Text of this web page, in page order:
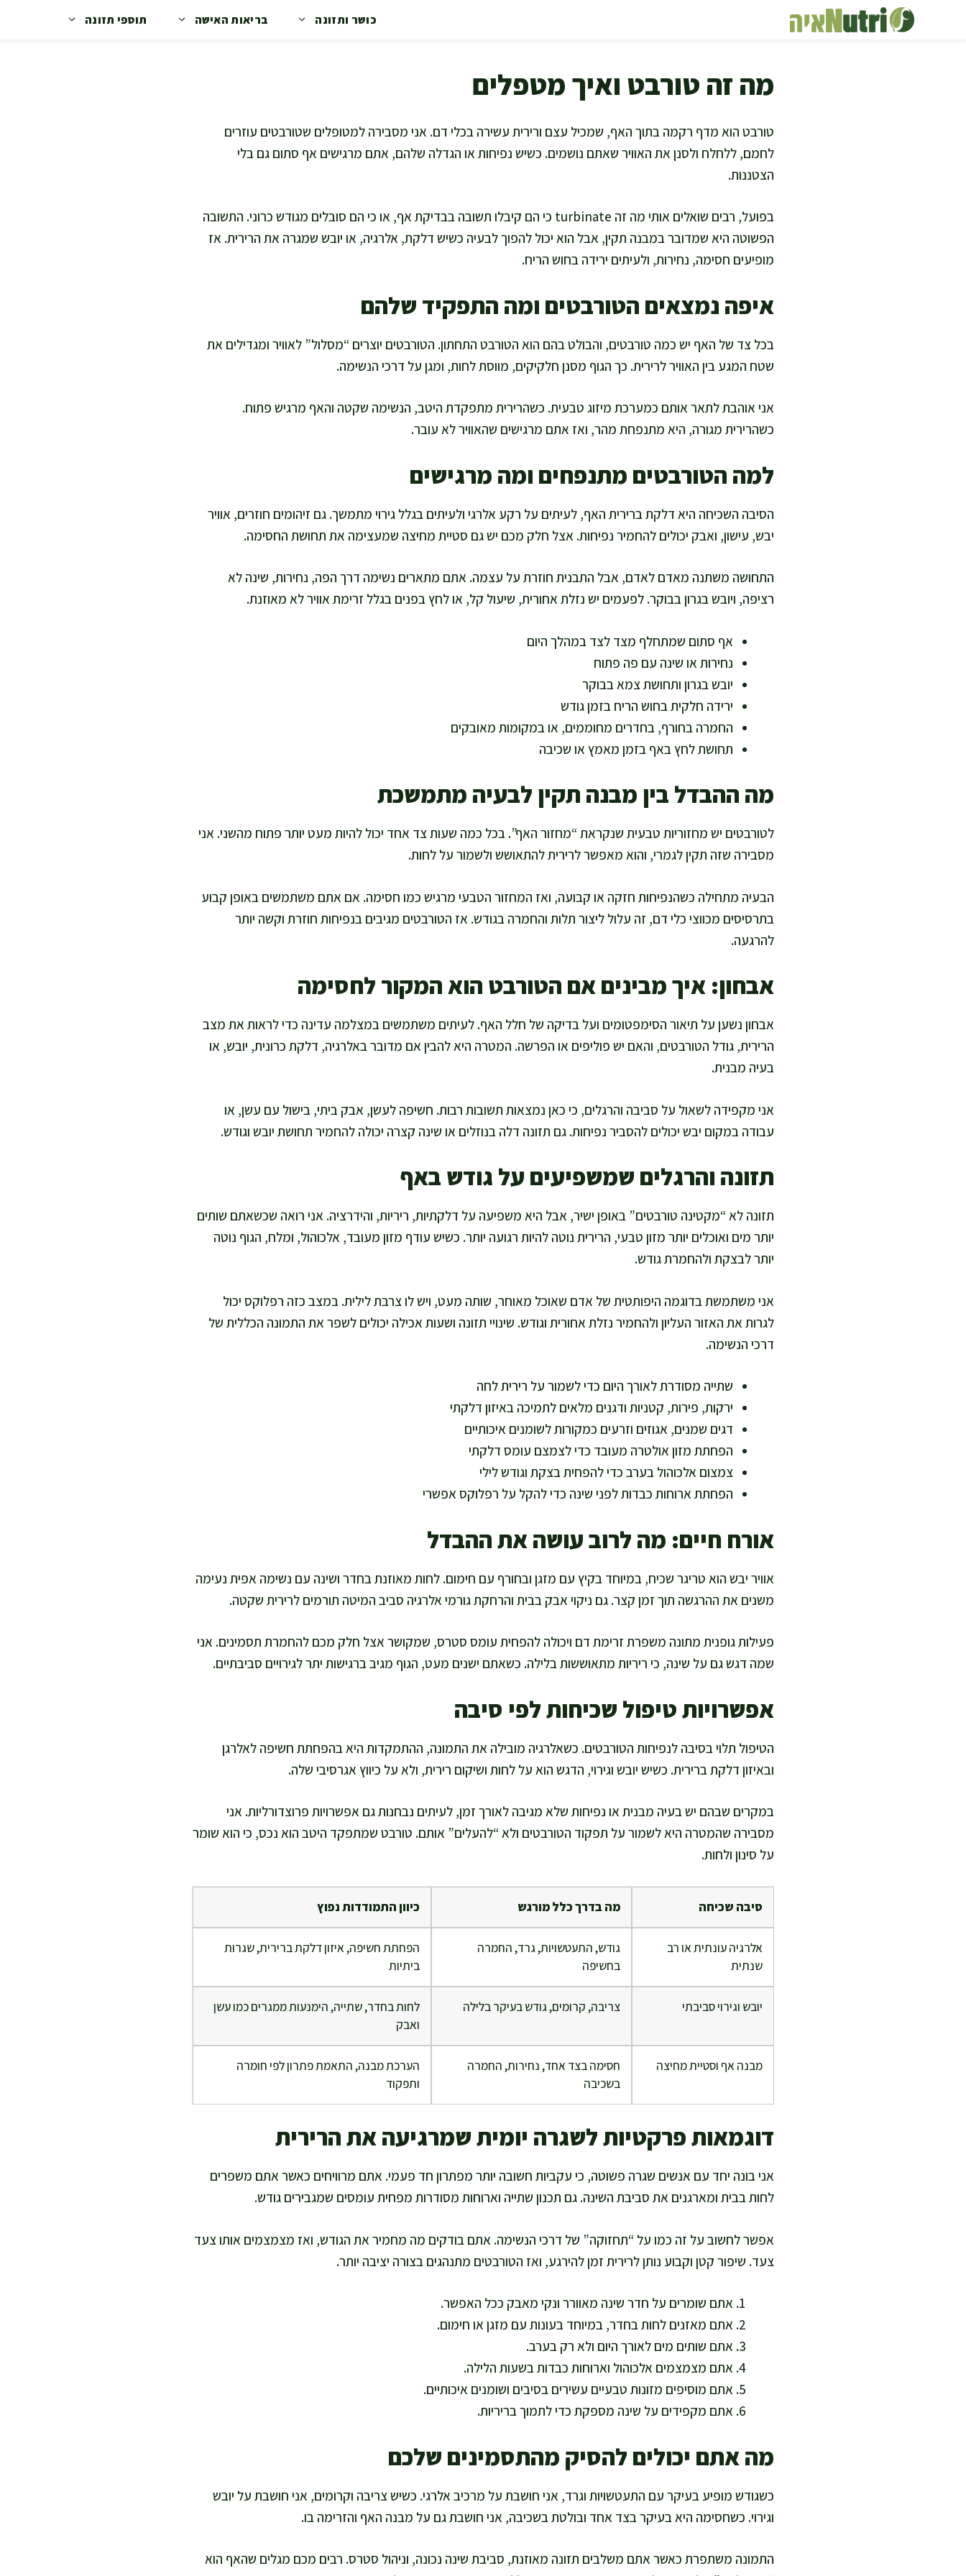
כושר ותזונה בריאות האישה תוספי תזונה
מה זה טורבט ואיך מטפלים
טורבט הוא מדף רקמה בתוך האף, שמכיל עצם ורירית עשירה בכלי דם. אני מסבירה למטופלים שטורבטים עוזרים
לחמם, ללחלח ולסנן את האוויר שאתם נושמים. כשיש נפיחות או הגדלה שלהם, אתם מרגישים אף סתום גם בלי
הצטננות.
בפועל, רבים שואלים אותי מה זה turbinate כי הם קיבלו תשובה בבדיקת אף, או כי הם סובלים מגודש כרוני. התשובה
הפשוטה היא שמדובר במבנה תקין, אבל הוא יכול להפוך לבעיה כשיש דלקת, אלרגיה, או יובש שמגרה את הרירית. אז
מופיעים חסימה, נחירות, ולעיתים ירידה בחוש הריח.
איפה נמצאים הטורבטים ומה התפקיד שלהם
בכל צד של האף יש כמה טורבטים, והבולט בהם הוא הטורבט התחתון. הטורבטים יוצרים “מסלול” לאוויר ומגדילים את
שטח המגע בין האוויר לרירית. כך הגוף מסנן חלקיקים, מווסת לחות, ומגן על דרכי הנשימה.
אני אוהבת לתאר אותם כמערכת מיזוג טבעית. כשהרירית מתפקדת היטב, הנשימה שקטה והאף מרגיש פתוח.
כשהרירית מגורה, היא מתנפחת מהר, ואז אתם מרגישים שהאוויר לא עובר.
למה הטורבטים מתנפחים ומה מרגישים
הסיבה השכיחה היא דלקת ברירית האף, לעיתים על רקע אלרגי ולעיתים בגלל גירוי מתמשך. גם זיהומים חוזרים, אוויר
יבש, עישון, ואבק יכולים להחמיר נפיחות. אצל חלק מכם יש גם סטיית מחיצה שמעצימה את תחושת החסימה.
התחושה משתנה מאדם לאדם, אבל התבנית חוזרת על עצמה. אתם מתארים נשימה דרך הפה, נחירות, שינה לא
רציפה, ויובש בגרון בבוקר. לפעמים יש נזלת אחורית, שיעול קל, או לחץ בפנים בגלל זרימת אוויר לא מאוזנת.
אף סתום שמתחלף מצד לצד במהלך היום
נחירות או שינה עם פה פתוח
יובש בגרון ותחושת צמא בבוקר
ירידה חלקית בחוש הריח בזמן גודש
החמרה בחורף, בחדרים מחוממים, או במקומות מאובקים
תחושת לחץ באף בזמן מאמץ או שכיבה
מה ההבדל בין מבנה תקין לבעיה מתמשכת
לטורבטים יש מחזוריות טבעית שנקראת “מחזור האף”. בכל כמה שעות צד אחד יכול להיות מעט יותר פתוח מהשני. אני
מסבירה שזה תקין לגמרי, והוא מאפשר לרירית להתאושש ולשמור על לחות.
הבעיה מתחילה כשהנפיחות חזקה או קבועה, ואז המחזור הטבעי מרגיש כמו חסימה. אם אתם משתמשים באופן קבוע
בתרסיסים מכווצי כלי דם, זה עלול ליצור תלות והחמרה בגודש. אז הטורבטים מגיבים בנפיחות חוזרת וקשה יותר
להרגעה.
אבחון: איך מבינים אם הטורבט הוא המקור לחסימה
אבחון נשען על תיאור הסימפטומים ועל בדיקה של חלל האף. לעיתים משתמשים במצלמה עדינה כדי לראות את מצב
הרירית, גודל הטורבטים, והאם יש פוליפים או הפרשה. המטרה היא להבין אם מדובר באלרגיה, דלקת כרונית, יובש, או
בעיה מבנית.
אני מקפידה לשאול על סביבה והרגלים, כי כאן נמצאות תשובות רבות. חשיפה לעשן, אבק ביתי, בישול עם עשן, או
עבודה במקום יבש יכולים להסביר נפיחות. גם תזונה דלה בנוזלים או שינה קצרה יכולה להחמיר תחושת יובש וגודש.
תזונה והרגלים שמשפיעים על גודש באף
תזונה לא “מקטינה טורבטים” באופן ישיר, אבל היא משפיעה על דלקתיות, ריריות, והידרציה. אני רואה שכשאתם שותים
יותר מים ואוכלים יותר מזון טבעי, הרירית נוטה להיות רגועה יותר. כשיש עודף מזון מעובד, אלכוהול, ומלח, הגוף נוטה
יותר לבצקת ולהחמרת גודש.
אני משתמשת בדוגמה היפותטית של אדם שאוכל מאוחר, שותה מעט, ויש לו צרבת לילית. במצב כזה רפלוקס יכול
לגרות את האזור העליון ולהחמיר נזלת אחורית וגודש. שינויי תזונה ושעות אכילה יכולים לשפר את התמונה הכללית של
דרכי הנשימה.
שתייה מסודרת לאורך היום כדי לשמור על רירית לחה
ירקות, פירות, קטניות ודגנים מלאים לתמיכה באיזון דלקתי
דגים שמנים, אגוזים וזרעים כמקורות לשומנים איכותיים
הפחתת מזון אולטרה מעובד כדי לצמצם עומס דלקתי
צמצום אלכוהול בערב כדי להפחית בצקת וגודש לילי
הפחתת ארוחות כבדות לפני שינה כדי להקל על רפלוקס אפשרי
אורח חיים: מה לרוב עושה את ההבדל
אוויר יבש הוא טריגר שכיח, במיוחד בקיץ עם מזגן ובחורף עם חימום. לחות מאוזנת בחדר ושינה עם נשימה אפית נעימה
משנים את ההרגשה תוך זמן קצר. גם ניקוי אבק בבית והרחקת גורמי אלרגיה סביב המיטה תורמים לרירית שקטה.
פעילות גופנית מתונה משפרת זרימת דם ויכולה להפחית עומס סטרס, שמקושר אצל חלק מכם להחמרת תסמינים. אני
שמה דגש גם על שינה, כי ריריות מתאוששות בלילה. כשאתם ישנים מעט, הגוף מגיב ברגישות יתר לגירויים סביבתיים.
אפשרויות טיפול שכיחות לפי סיבה
הטיפול תלוי בסיבה לנפיחות הטורבטים. כשאלרגיה מובילה את התמונה, ההתמקדות היא בהפחתת חשיפה לאלרגן
ובאיזון דלקת ברירית. כשיש יובש וגירוי, הדגש הוא על לחות ושיקום רירית, ולא על כיווץ אגרסיבי שלה.
במקרים שבהם יש בעיה מבנית או נפיחות שלא מגיבה לאורך זמן, לעיתים נבחנות גם אפשרויות פרוצדורליות. אני
מסבירה שהמטרה היא לשמור על תפקוד הטורבטים ולא “להעלים” אותם. טורבט שמתפקד היטב הוא נכס, כי הוא שומר
על סינון ולחות.
סיבה שכיחה מה בדרך כלל מורגש כיוון התמודדות נפוץ
אלרגיה עונתית או רב
שנתית
גודש, התעטשויות, גרד, החמרה
בחשיפה
הפחתת חשיפה, איזון דלקת ברירית, שגרות
ביתיות
יובש וגירוי סביבתי צריבה, קרומים, גודש בעיקר בלילה
לחות בחדר, שתייה, הימנעות ממגרים כמו עשן
ואבק
מבנה אף וסטיית מחיצה
חסימה בצד אחד, נחירות, החמרה
בשכיבה
הערכת מבנה, התאמת פתרון לפי חומרה
ותפקוד
דוגמאות פרקטיות לשגרה יומית שמרגיעה את הרירית
אני בונה יחד עם אנשים שגרה פשוטה, כי עקביות חשובה יותר מפתרון חד פעמי. אתם מרוויחים כאשר אתם משפרים
לחות בבית ומארגנים את סביבת השינה. גם תכנון שתייה וארוחות מסודרות מפחית עומסים שמגבירים גודש.
אפשר לחשוב על זה כמו על “תחזוקה” של דרכי הנשימה. אתם בודקים מה מחמיר את הגודש, ואז מצמצמים אותו צעד
צעד. שיפור קטן וקבוע נותן לרירית זמן להירגע, ואז הטורבטים מתנהגים בצורה יציבה יותר.
אתם שומרים על חדר שינה מאוורר ונקי מאבק ככל האפשר.
אתם מאזנים לחות בחדר, במיוחד בעונות עם מזגן או חימום.
אתם שותים מים לאורך היום ולא רק בערב.
אתם מצמצמים אלכוהול וארוחות כבדות בשעות הלילה.
אתם מוסיפים מזונות טבעיים עשירים בסיבים ושומנים איכותיים.
אתם מקפידים על שינה מספקת כדי לתמוך בריריות.
מה אתם יכולים להסיק מהתסמינים שלכם
כשגודש מופיע בעיקר עם התעטשויות וגרד, אני חושבת על מרכיב אלרגי. כשיש צריבה וקרומים, אני חושבת על יובש
וגירוי. כשחסימה היא בעיקר בצד אחד ובולטת בשכיבה, אני חושבת גם על מבנה האף והזרימה בו.
התמונה משתפרת כאשר אתם משלבים תזונה מאוזנת, סביבת שינה נכונה, וניהול סטרס. רבים מכם מגלים שהאף הוא